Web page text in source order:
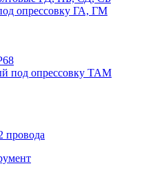
опрессовку ГА, ГМ
под опрессовку ТАМ